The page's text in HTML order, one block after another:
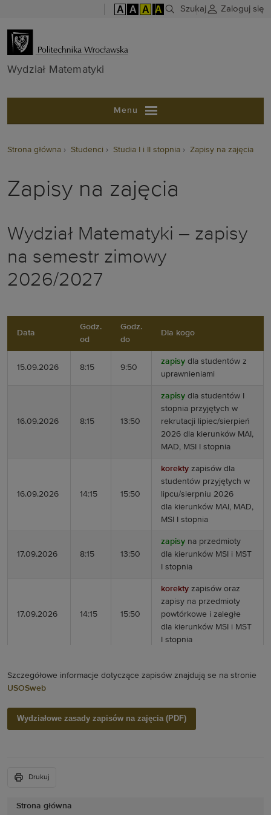
A A A A Szukaj Zaloguj się
Wydział
Wydział Matematyki
Menu
Strona główna
Strona główna Studenci Studia I i II stopnia Zapisy na zajęcia
Zapisy na zajęcia
Wydział Matematyki – zapisy
na semestr zimowy
2026/2027
Data
Godz.
od
Godz.
do
Dla kogo
15.09.2026 8:15 9:50
zapisy dla studentów z
uprawnieniami
16.09.2026 8:15 13:50
zapisy dla studentów I
stopnia przyjętych w
rekrutacji lipiec/sierpień
2026 dla kierunków MAI,
MAD, MSI I stopnia
16.09.2026 14:15 15:50
korekty zapisów dla
studentów przyjętych w
lipcu/sierpniu 2026
dla kierunków MAI, MAD,
MSI I stopnia
17.09.2026 8:15 13:50
zapisy na przedmioty
dla kierunków MSI i MST
I stopnia
17.09.2026 14:15 15:50
korekty zapisów oraz
zapisy na przedmioty
powtórkowe i zaległe
dla kierunków MSI i MST
I stopnia
18.09.2026 8:15 13:50
dla kierunków MAI, MAD
korektyzapisów oraz
zapisy na przedmioty
Szczegółowe informacje dotyczące zapisów znajdują se na stronie
USOSweb
Wydziałowe zasady zapisów na zajęcia (PDF)
Drukuj